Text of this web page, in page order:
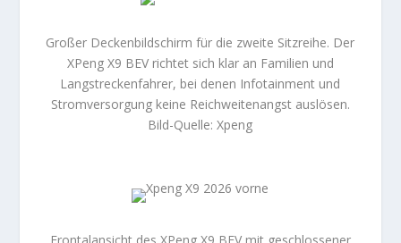
Großer Deckenbildschirm für die zweite Sitzreihe. Der
XPeng X9 BEV richtet sich klar an Familien und
Langstreckenfahrer, bei denen Infotainment und
Stromversorgung keine Reichweitenangst auslösen.
Bild-Quelle: Xpeng